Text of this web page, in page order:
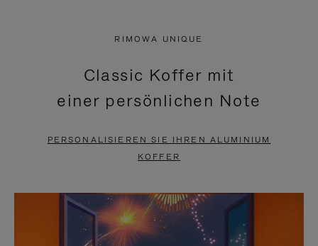
PAUSIERT,
BITTE
DRÜCKEN
ANZUHALTEN
KLICKEN
SIE
ZUM
AUFHEBEN
STUMMSCHALTUNG
RIMOWA UNIQUE
Classic Koffer mit
einer persönlichen Note
PERSONALISIEREN SIE IHREN ALUMINIUM
KOFFER